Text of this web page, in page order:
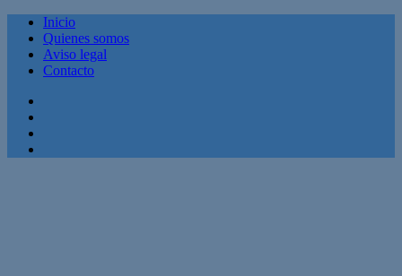
Inicio
Quienes somos
Aviso legal
Contacto